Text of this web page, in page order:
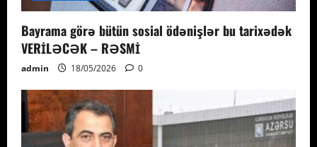
Bayrama görə bütün sosial ödənişlər bu tarixədək
VERİLƏCƏK – RƏSMİ
admin 18/05/2026 0